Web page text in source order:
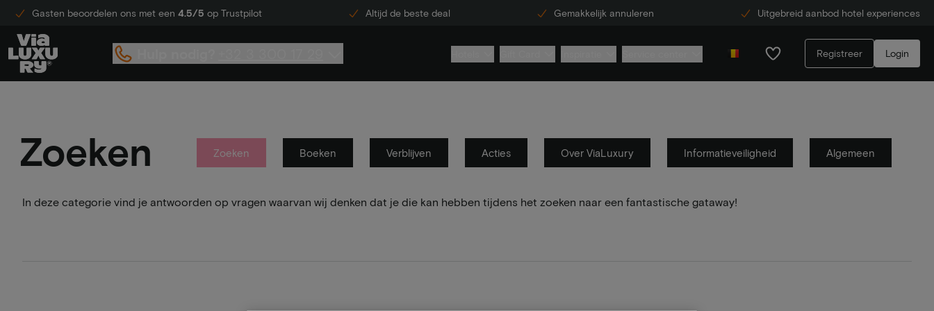
Gasten beoordelen ons met een 4.5/5 op Trustpilot Altijd de beste deal Gemakkelijk annuleren Uitgebreid aanbod hotel experiences
Registreer Login
Zoeken Zoeken Boeken Verblijven Acties Over ViaLuxury Informatieveiligheid Algemeen
In deze categorie vind je antwoorden op vragen waarvan wij denken dat je die kan hebben tijdens het zoeken naar een fantastische gataway!